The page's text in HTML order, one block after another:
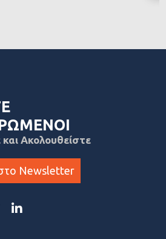
Ακολουθείστε
Newsletter